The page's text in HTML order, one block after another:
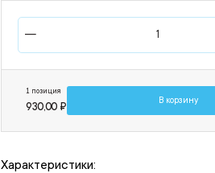
1 позиция
930,00 ₽
В корзину
Характеристики: